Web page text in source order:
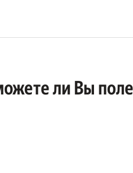
ли Вы